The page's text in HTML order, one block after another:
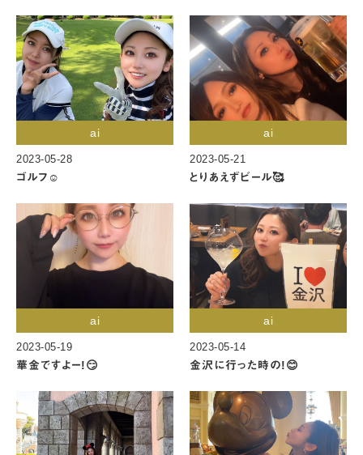
ai
2023-05-28
ゴルフ☺️
ai
2023-05-21
とりあえずビール🥰
ai
2023-05-19
華金ですよー!😏
ai
2023-05-14
金沢に行った時の!😊